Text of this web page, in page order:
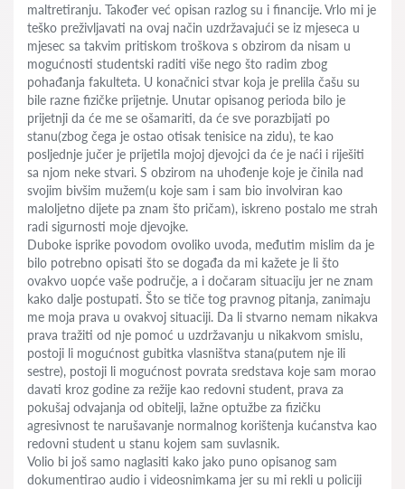
maltretiranju. Također već opisan razlog su i financije. Vrlo mi je
teško preživljavati na ovaj način uzdržavajući se iz mjeseca u
mjesec sa takvim pritiskom troškova s obzirom da nisam u
mogućnosti studentski raditi više nego što radim zbog
pohađanja fakulteta. U konačnici stvar koja je prelila čašu su
bile razne fizičke prijetnje. Unutar opisanog perioda bilo je
prijetnji da će me se ošamariti, da će sve porazbijati po
stanu(zbog čega je ostao otisak tenisice na zidu), te kao
posljednje jučer je prijetila mojoj djevojci da će je naći i riješiti
sa njom neke stvari. S obzirom na uhođenje koje je činila nad
svojim bivšim mužem(u koje sam i sam bio involviran kao
maloljetno dijete pa znam što pričam), iskreno postalo me strah
radi sigurnosti moje djevojke.
Duboke isprike povodom ovoliko uvoda, međutim mislim da je
bilo potrebno opisati što se događa da mi kažete je li što
ovakvo uopće vaše područje, a i dočaram situaciju jer ne znam
kako dalje postupati. Što se tiče tog pravnog pitanja, zanimaju
me moja prava u ovakvoj situaciji. Da li stvarno nemam nikakva
prava tražiti od nje pomoć u uzdržavanju u nikakvom smislu,
postoji li mogućnost gubitka vlasništva stana(putem nje ili
sestre), postoji li mogućnost povrata sredstava koje sam morao
davati kroz godine za režije kao redovni student, prava za
pokušaj odvajanja od obitelji, lažne optužbe za fizičku
agresivnost te narušavanje normalnog korištenja kućanstva kao
redovni student u stanu kojem sam suvlasnik.
Volio bi još samo naglasiti kako jako puno opisanog sam
dokumentirao audio i videosnimkama jer su mi rekli u policiji